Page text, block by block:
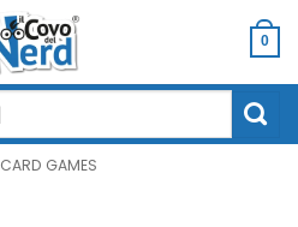
0
CARD GAMES